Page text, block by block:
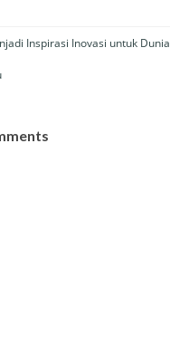
Inspirasi Inovasi untuk Dunia